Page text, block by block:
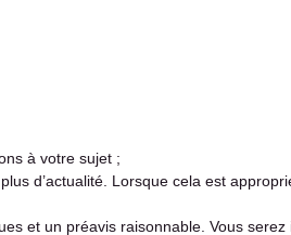
à votre sujet ;
d’actualité. Lorsque cela est
et un préavis raisonnable. Vous serez